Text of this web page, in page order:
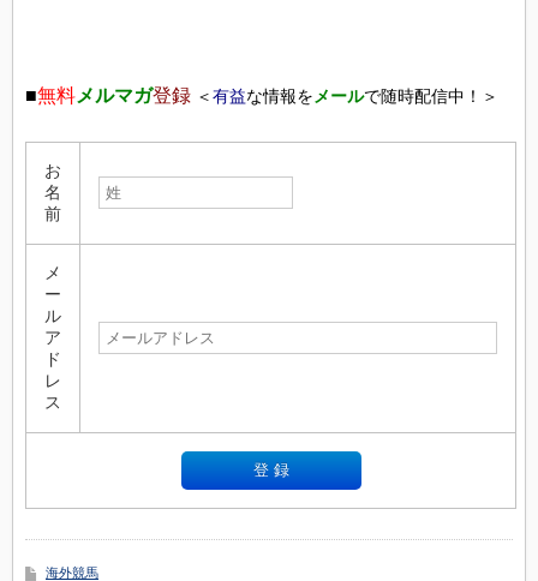
■無料メルマガ登録 ＜有益な情報を メールで随時配信中！＞
お
名
前
メ
ー
ル
ア
ド
レ
ス
海外競馬